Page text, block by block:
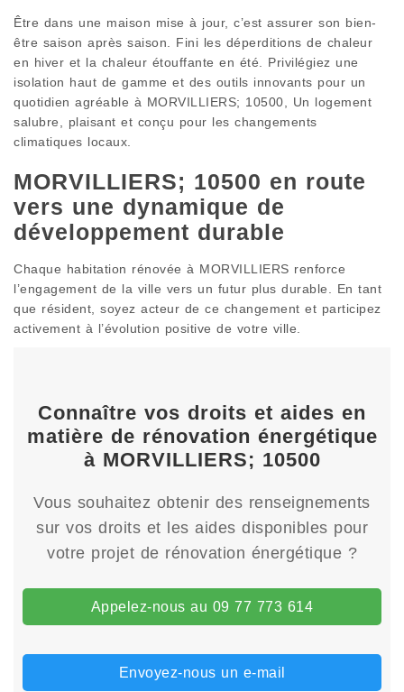
Être dans une maison mise à jour, c’est assurer son bien-
être saison après saison. Fini les déperditions de chaleur
en hiver et la chaleur étouffante en été. Privilégiez une
isolation haut de gamme et des outils innovants pour un
quotidien agréable à MORVILLIERS; 10500, Un logement
salubre, plaisant et conçu pour les changements
climatiques locaux.
MORVILLIERS; 10500 en route
vers une dynamique de
développement durable
Chaque habitation rénovée à MORVILLIERS renforce
l’engagement de la ville vers un futur plus durable. En tant
que résident, soyez acteur de ce changement et participez
activement à l’évolution positive de votre ville.
Connaître vos droits et aides en
matière de rénovation énergétique
à MORVILLIERS; 10500
Vous souhaitez obtenir des renseignements
sur vos droits et les aides disponibles pour
votre projet de rénovation énergétique ?
Appelez-nous au 09 77 773 614
Envoyez-nous un e-mail